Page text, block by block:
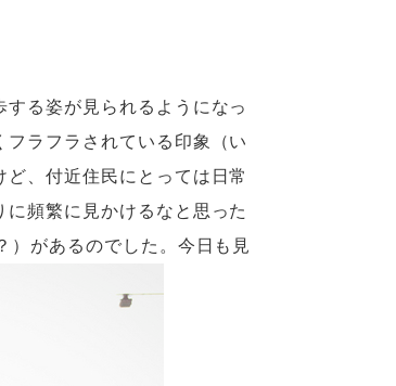
る姿が見られるようになっ
ラフラされている印象（い
、付近住民にとっては日常
頻繁に見かけるなと思った
）があるのでした。今日も見